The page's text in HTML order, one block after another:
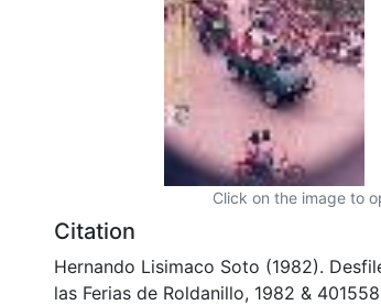
Click on the image to
Citation
Hernando Lisimaco Soto (1982).
las Ferias de Roldanillo, 1982 &